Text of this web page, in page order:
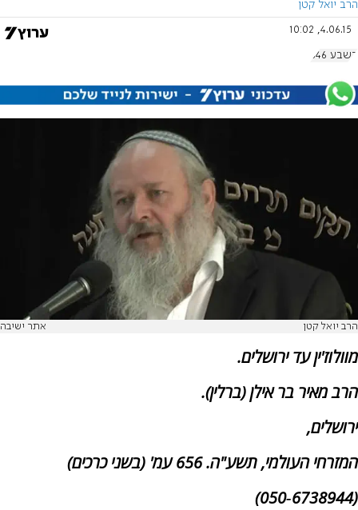
הרב יואל קטן
4.06.15, 10:02
בשבע 646
הרב יואל קטן אתר ישיבה
מוולוז'ין עד ירושלים.
הרב מאיר בר אילן (ברלין).
ירושלים,
המזרחי העולמי, תשע"ה. 656 עמ' (בשני כרכים)
(6738944‑050)